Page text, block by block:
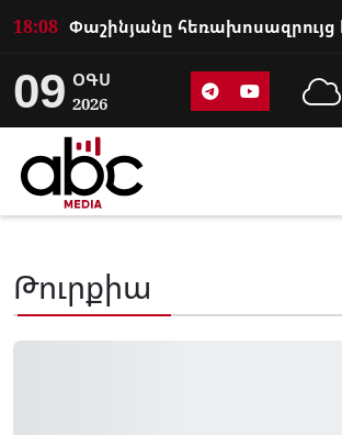
18:08
09 ՕԳՍ
2026
Թուրքիա